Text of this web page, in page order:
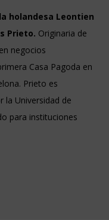
holandesa Leontien
Prieto. Originaria de
negocios
Casa Pagoda en
Prieto es
la Universidad de
para instituciones